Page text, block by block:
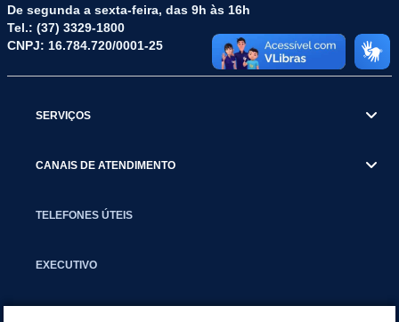
De segunda a sexta-feira, das 9h às 16h
Tel.: (37) 3329-1800
CNPJ: 16.784.720/0001-25
SERVIÇOS
CANAIS DE ATENDIMENTO
TELEFONES ÚTEIS
EXECUTIVO